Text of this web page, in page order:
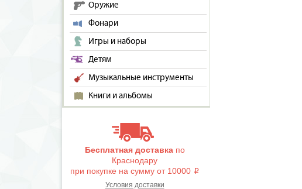
Оружие
Фонари
Игры и наборы
Детям
Музыкальные инструменты
Книги и альбомы
Бесплатная доставкапо
Краснодару
при покупке на сумму от 10000 i
Условия доставки